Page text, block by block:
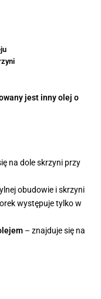
jest inny olej o
na dole skrzyni przy
obudowie i skrzyni
występuje tylko w
– znajduje się na